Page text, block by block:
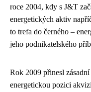
roce 2004, kdy s J&T
energetických aktiv
to trefa do černého –
jeho podnikatelského
Rok 2009 přinesl
energetickou pozici